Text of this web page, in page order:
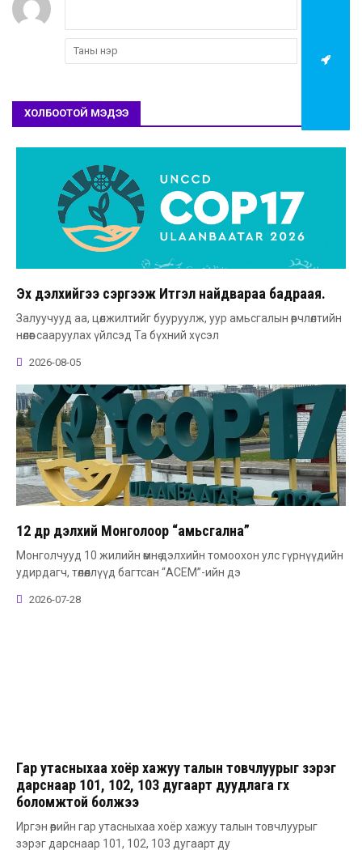
ХОЛБООТОЙ МЭДЭЭ
Эх дэлхийгээ сэргээж Итгэл найдвараа бадраая.
Залуучууд аа, цөлжилтийг бууруулж, уур амьсгалын өөрчлөлтийн
нөлөөг сааруулах үйлсэд Та бүхний хүсэл
2026-08-05
12 өдөр дэлхий Монголоор “амьсгална”
Монголчууд 10 жилийн өмнө дэлхийн томоохон улс гүрнүүдийн
удирдагч, төлөөллүүд багтсан “АСЕМ”-ийн дэ
2026-07-28
Гар утасныхаа хоёр хажуу талын товчлуурыг зэрэг
дарснаар 101, 102, 103 дугаарт дуудлага өгөх
боломжтой болжээ
Иргэн өөрийн гар утасныхаа хоёр хажуу талын товчлуурыг
зэрэг дарснаар 101, 102, 103 дугаарт ду